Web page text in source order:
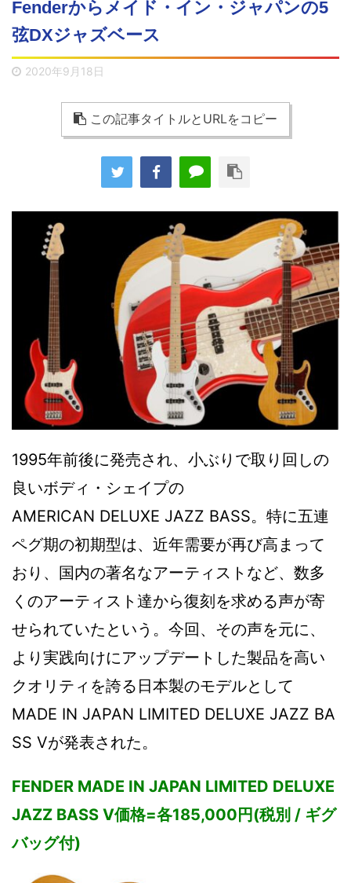
Fenderからメイド・イン・ジャパンの5
弦DXジャズベース
2020年9月18日
この記事タイトルとURLをコピー
1995年前後に発売され、小ぶりで取り回しの
良いボディ・シェイプの
AMERICAN DELUXE JAZZ BASS。特に五連
ペグ期の初期型は、近年需要が再び高まって
おり、国内の著名なアーティストなど、数多
くのアーティスト達から復刻を求める声が寄
せられていたという。今回、その声を元に、
より実践向けにアップデートした製品を高い
クオリティを誇る日本製のモデルとして
MADE IN JAPAN LIMITED DELUXE JAZZ BA
SS Vが発表された。
FENDER MADE IN JAPAN LIMITED DELUXE
JAZZ BASS V価格=各185,000円(税別 / ギグ
バッグ付)